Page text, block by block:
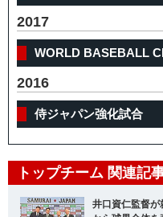
2017
WORLD BASEBALL
2016
侍ジャパン強化試合
トップチーム 関連記
井口資仁監督が